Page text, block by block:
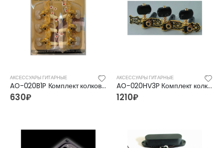
АКСЕССУАРЫ ГИТАРНЫЕ
AO-020B1P Комплект колковой механики для классической гитары, позолоченный, Alice
630₽
АКСЕССУАРЫ ГИТАРНЫЕ
AO-020HV3P Комплект колковой механики для классической гитары Alice
1210₽
FFG-2039C-BK Акустическая гитара, черная, Foix FFG-2039C-BK Акустическая гитара, черная, Foix